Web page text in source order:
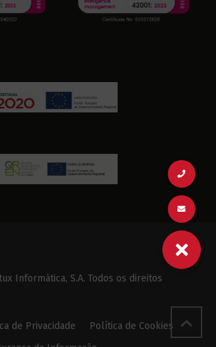
Informática, S.A. Todos os direitos
de Privacidade
Política de Cookies